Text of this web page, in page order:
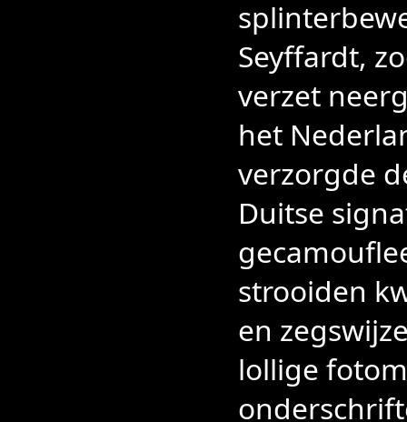
Seyffardt,
verzet
het
verzorgde
Duitse
strooiden
en
lollige